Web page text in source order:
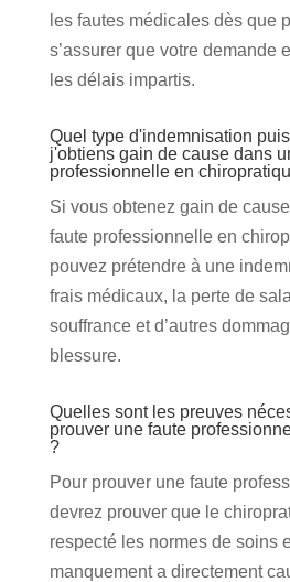
les fautes médicales dès que
s’assurer que votre demande
les délais impartis.
Quel type d'indemnisation
j'obtiens gain de cause dans
professionnelle en
Si vous obtenez gain de
faute professionnelle en
pouvez prétendre à une
frais médicaux, la perte de
souffrance et d’autres
blessure.
Quelles sont les preuves
prouver une faute
?
Pour prouver une faute
devrez prouver que le
respecté les normes de soins
manquement a directement